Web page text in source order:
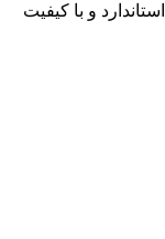
و با کیفیت